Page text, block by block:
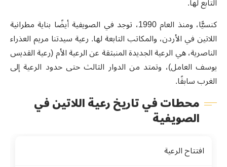
كنسيًّا، ومنذ العام 1990، توجد في الصويفية أيضًا بناية مطرانية
اللاتين في الأردن، والمكاتب التابعة لها. رعية سيدتنا مريم العذراء
الناصرية، هي الرعية الجديدة المنبثقة عن الرعية الأم (رعية القديس
يوسف العامل)، وتمتد من الدوار الثالث حتى حدود الرعية إلى
الغرب سابقًا.
محطات في تاريخ رعية اللاتين في
الصويفية
افتتاح الرعية